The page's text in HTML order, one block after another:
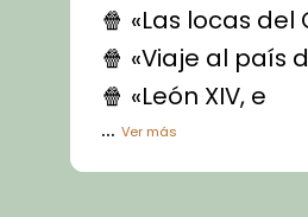
🍿 «Las locas del
🍿 «Viaje al país
🍿 «León XIV, e
...Ver más
Vídeo